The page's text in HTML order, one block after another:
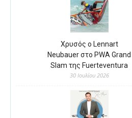
Χρυσός ο Lennart
Neubauer στο PWA Grand
Slam της Fuerteventura
30 Ιουλίου 2026